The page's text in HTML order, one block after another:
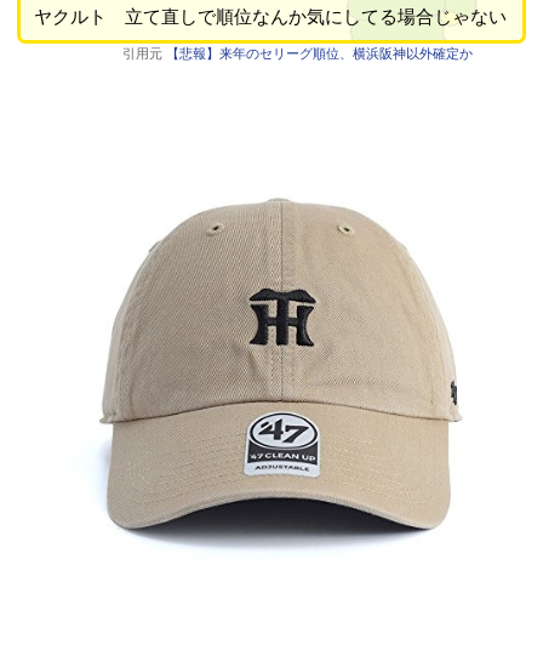
ヤクルト 立て直しで順位なんか気にしてる場合じゃない
引用元 【悲報】来年のセリーグ順位、横浜阪神以外確定か